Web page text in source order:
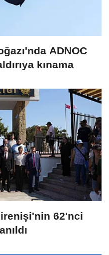
ADNOC
kınama
62'nci